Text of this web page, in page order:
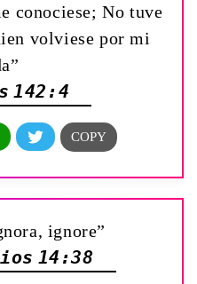
conociese; No tuve
volviese por mi
142:4
ignore”
14:38